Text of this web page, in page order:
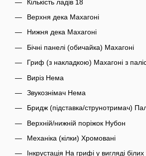
Кількість ладів 18
Верхня дека Махагоні
Нижня дека Махагоні
Бічні панелі (обичайка) Махагоні
Гриф (з накладкою) Махагоні з
Виріз Нема
Звукознімач Нема
Бридж (підставка/струнотримач)
Верхній/нижній поріжок Нубон
Механіка (кілки) Хромовані
Інкрустація На грифі у вигляді білих